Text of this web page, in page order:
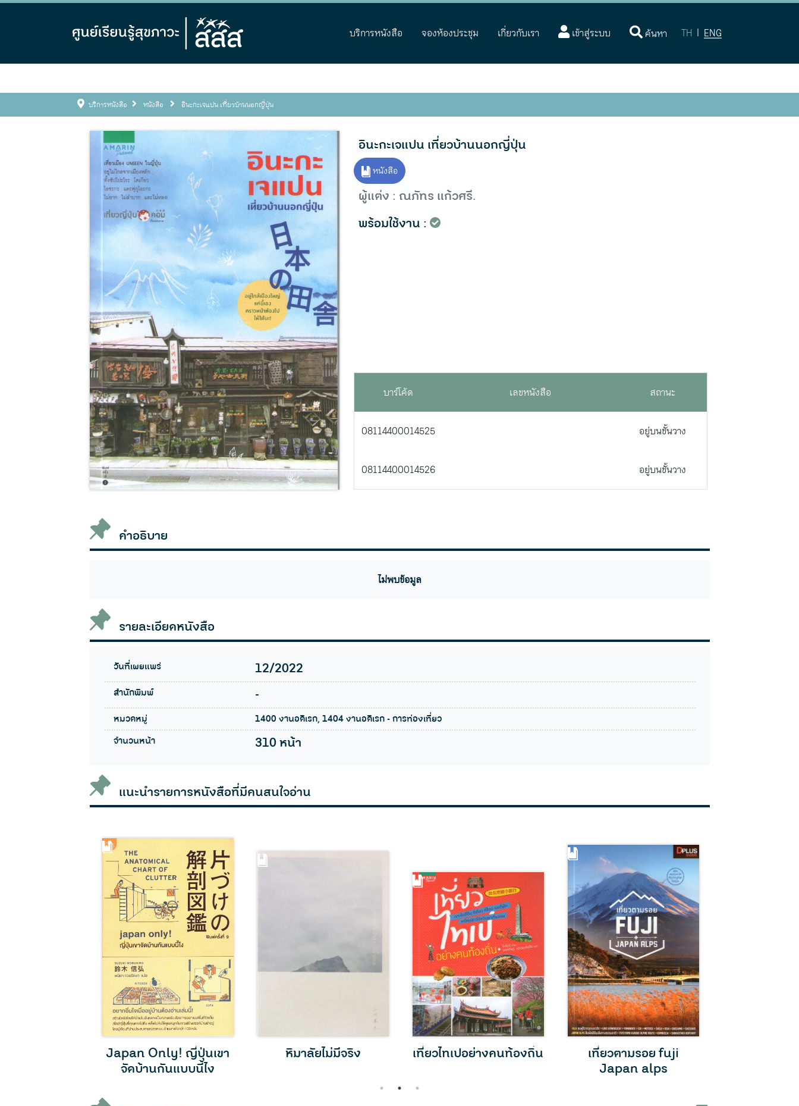
บริการหนังสือ จองห้องประชุม เกี่ยวกับเรา เข้าสู่ระบบ (current)ค้นหา TH | ENG
บริการหนังสือ หนังสือ อินะกะเจแปน เที่ยวบ้านนอกญี่ปุ่น
อินะกะเจแปน เที่ยวบ้านนอกญี่ปุ่น
หนังสือ
ผู้แต่ง : ณภัทร แก้วศรี.
พร้อมใช้งาน :
บาร์โค้ด เลขหนังสือ สถานะ
08114400014525 อยู่บนชั้นวาง
08114400014526 อยู่บนชั้นวาง
คำอธิบาย
ไม่พบข้อมูล
รายละเอียดหนังสือ
วันที่เผยแพร่ 12/2022
สำนักพิมพ์ -
หมวดหมู่
1400 งานอดิเรก, 1404 งานอดิเรก - การท่องเที่ยว
จำนวนหน้า
310 หน้า
แนะนำรายการหนังสือที่มีคนสนใจอ่าน
Japan Only! ญี่ปุ่นเขา
จัดบ้านกันแบบนี้ไง
หิมาลัยไม่มีจริง เที่ยวไทเปอย่างคนท้องถิ่น
เที่ยวตามรอย fuji
Japan alps
1 2 3